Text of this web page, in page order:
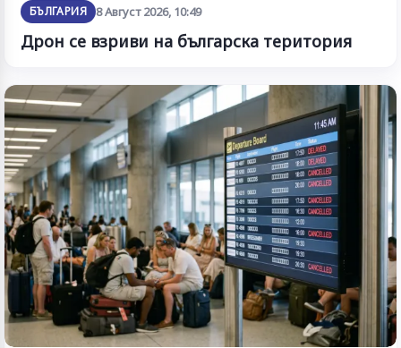
БЪЛГАРИЯ 8 Август 2026, 10:49
Дрон се взриви на българска територия